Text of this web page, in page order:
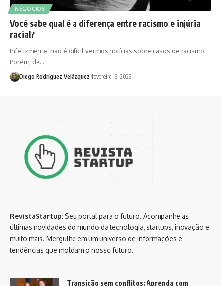
NÉGOCIOS
Você sabe qual é a diferença entre racismo e injúria
racial?
Infelizmente, não é difícil vermos notícias sobre casos de racismo.
Porém, de…
Diego Rodríguez Velázquez fevereiro 13, 2023
RevistaStartup: Seu portal para o futuro. Acompanhe as
últimas novidades do mundo da tecnologia, startups, inovação e
muito mais. Mergulhe em um universo de informações e
tendências que moldam o nosso futuro.
Transição sem conflitos: Aprenda com